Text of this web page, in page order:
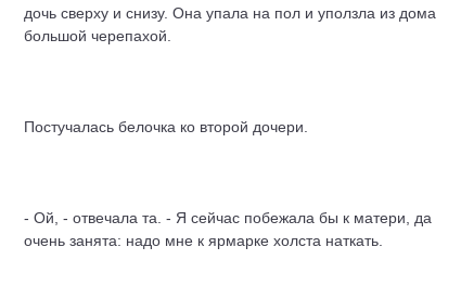
дочь сверху и снизу. Она упала на пол и уползла из дома
большой черепахой.
Постучалась белочка ко второй дочери.
- Ой, - отвечала та. - Я сейчас побежала бы к матери, да
очень занята: надо мне к ярмарке холста наткать.